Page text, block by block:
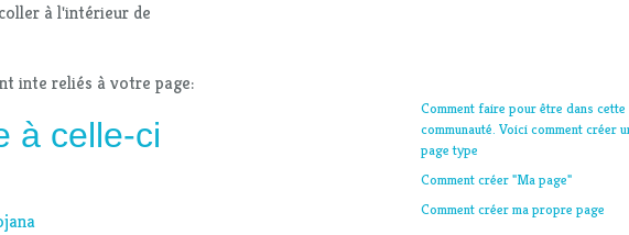
à l'intérieur de
inte reliés à votre page:
à celle-ci
Comment faire pour être dans cette
communauté. Voici comment créer
page type
Comment créer "Ma page"
Comment créer ma propre page